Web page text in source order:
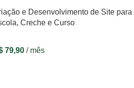
e Desenvolvimento de Site para
Creche e Curso
79,90 / mês